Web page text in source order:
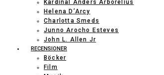
Kardinal Anders Arborelius
Helena D’Arcy
Charlotta Smeds
Junno Arocho Esteves
John L. Allen Jr
RECENSIONER
Böcker
Film